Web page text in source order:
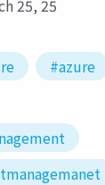
25, 25
#azure